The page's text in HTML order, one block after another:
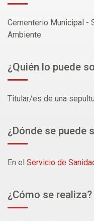
Cementerio Municipal -
Ambiente
¿Quién lo puede
Titular/es de una
¿Dónde se puede
En el Servicio de
¿Cómo se realiza?